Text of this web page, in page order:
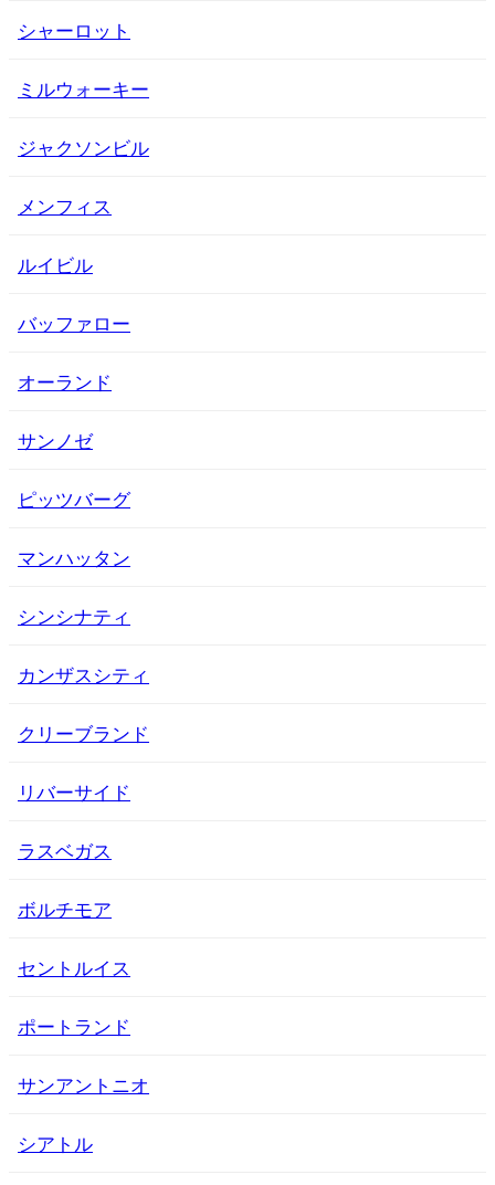
シャーロット
ミルウォーキー
ジャクソンビル
メンフィス
ルイビル
バッファロー
オーランド
サンノゼ
ピッツバーグ
マンハッタン
シンシナティ
カンザスシティ
クリーブランド
リバーサイド
ラスベガス
ボルチモア
セントルイス
ポートランド
サンアントニオ
シアトル